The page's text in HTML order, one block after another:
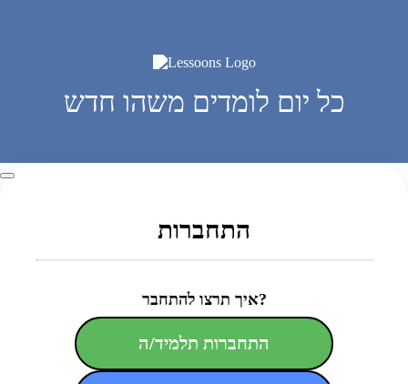
כל יום לומדים משהו חדש
התחברות
איך תרצו להתחבר?
התחברות תלמיד/ה